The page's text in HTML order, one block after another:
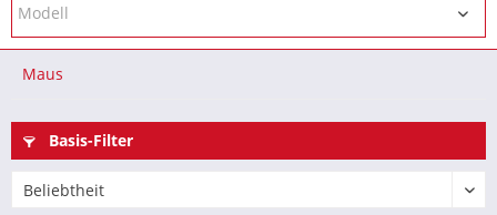
Maus
Basis-Filter